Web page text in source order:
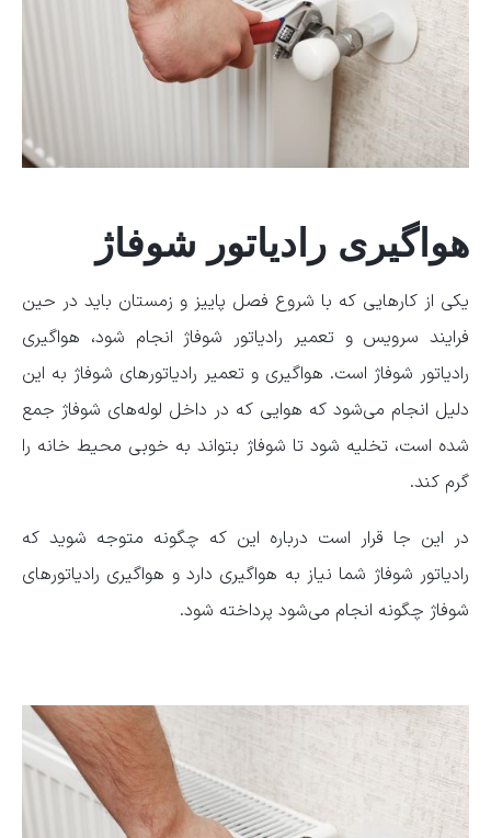
هواگیری رادیاتور شوفاژ
یکی از کار‌هایی که با شروع فصل پاییز و زمستان باید در حین
فرایند سرویس و تعمیر رادیاتور شوفاژ انجام شود، هواگیری
رادیاتور شوفاژ است. هواگیری و تعمیر رادیاتور‌های شوفاژ به این
دلیل انجام می‌شود که هوایی که در داخل لوله‌های شوفاژ جمع
شده است، تخلیه شود تا شوفاژ بتواند به خوبی محیط خانه را
گرم کند.
در این جا قرار است درباره این که چگونه متوجه شوید که
رادیاتور شوفاژ شما نیاز به هواگیری دارد و هواگیری رادیاتور‌های
شوفاژ چگونه انجام می‌شود پرداخته شود.